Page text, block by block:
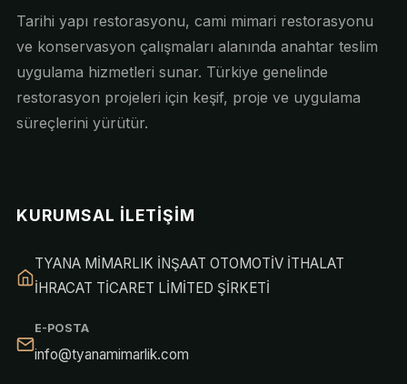
Tarihi yapı restorasyonu, cami mimari restorasyonu
ve konservasyon çalışmaları alanında anahtar teslim
uygulama hizmetleri sunar. Türkiye genelinde
restorasyon projeleri için keşif, proje ve uygulama
süreçlerini yürütür.
KURUMSAL İLETIŞIM
TYANA MİMARLIK İNŞAAT OTOMOTİV İTHALAT
İHRACAT TİCARET LİMİTED ŞİRKETİ
E-POSTA
info@tyanamimarlik.com